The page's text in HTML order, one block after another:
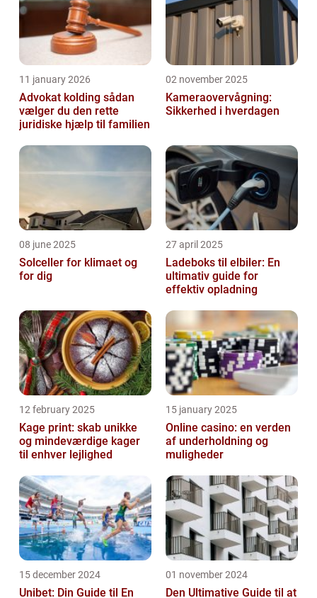
11 january 2026
Advokat kolding sådan
vælger du den rette
juridiske hjælp til familien
02 november 2025
Kameraovervågning:
Sikkerhed i hverdagen
08 june 2025
Solceller for klimaet og
for dig
27 april 2025
Ladeboks til elbiler: En
ultimativ guide for
effektiv opladning
12 february 2025
Kage print: skab unikke
og mindeværdige kager
til enhver lejlighed
15 january 2025
Online casino: en verden
af underholdning og
muligheder
15 december 2024
Unibet: Din Guide til En
01 november 2024
Den Ultimative Guide til at